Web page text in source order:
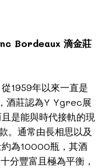
Bordeaux 滴金莊
1959年以來一直是
酒莊認為Y Ygrec展
是能與時代接軌的現
。通常由長相思以及
約為10000瓶，其酒
分豐富且極為平衡，